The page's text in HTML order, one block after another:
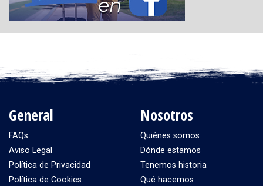
General
FAQs
Aviso Legal
Política de Privacidad
Política de Cookies
Nosotros
Quiénes somos
Dónde estamos
Tenemos historia
Qué hacemos